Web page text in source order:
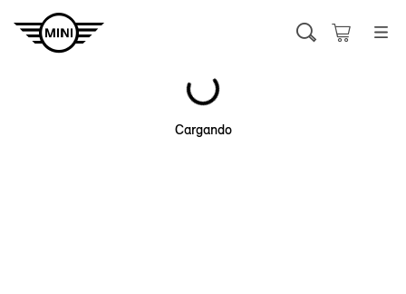
Cargando